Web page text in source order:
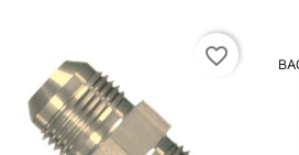
favorite_border